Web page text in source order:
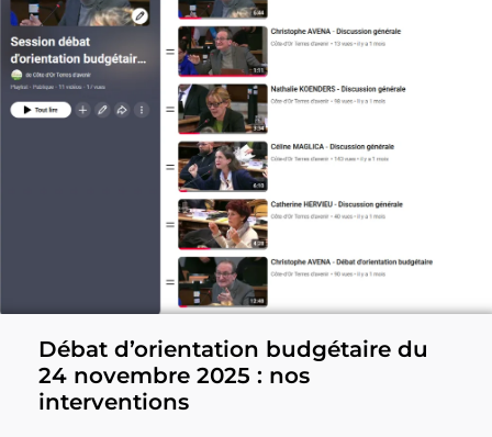
Débat d’orientation budgétaire du
24 novembre 2025 : nos
interventions